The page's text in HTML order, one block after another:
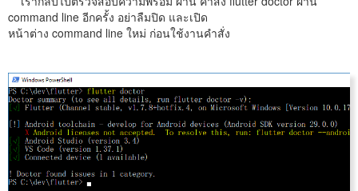
command line อีกครั้ง อย่าลืมปิด และเปิด
หน้าต่าง command line ใหม่ ก่อนใช้งานคำสั่ง